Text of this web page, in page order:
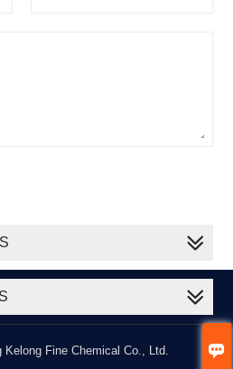

Fine Chemical Co., Ltd.